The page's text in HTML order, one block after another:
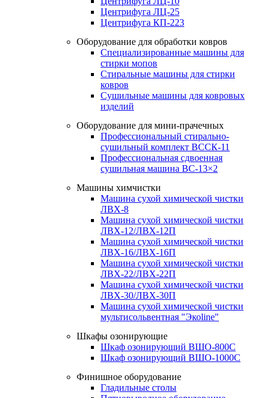
Центрифуга ЛЦ-25
Центрифуга КП-223
Оборудование для обработки ковров
Специализированные машины для
стирки мопов
Стиральные машины для стирки
ковров
Сушильные машины для ковровых
изделий
Оборудование для мини-прачечных
Профессиональный стирально-
сушильный комплект ВССК-11
Профессиональная сдвоенная
сушильная машина ВС-13×2
Машины химчистки
Машина сухой химической чистки
ЛВХ-8
Машина сухой химической чистки
ЛВХ-12/ЛВХ-12П
Машина сухой химической чистки
ЛВХ-16/ЛВХ-16П
Машина сухой химической чистки
ЛВХ-22/ЛВХ-22П
Машина сухой химической чистки
ЛВХ-30/ЛВХ-30П
Машина сухой химической чистки
мультисольвентная "Экоline"
Шкафы озонирующие
Шкаф озонирующий ВШО-800С
Шкаф озонирующий ВШО-1000С
Финишное оборудование
Гладильные столы